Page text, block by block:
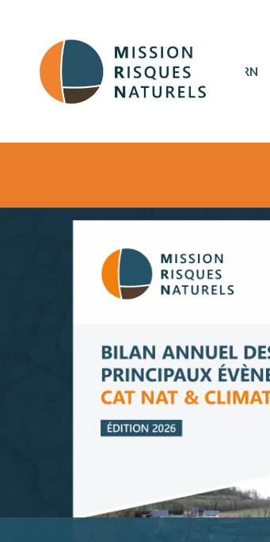
MRN